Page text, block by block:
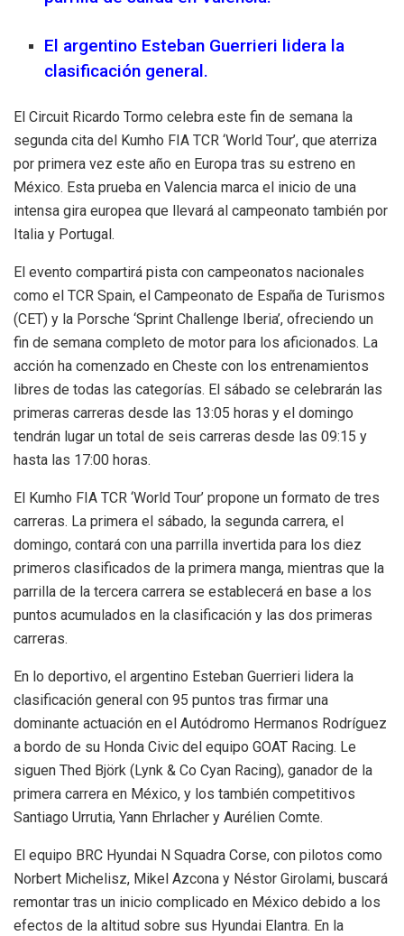
El argentino Esteban Guerrieri lidera la
clasificación general.
El Circuit Ricardo Tormo celebra este fin de semana la
segunda cita del Kumho FIA TCR ‘World Tour’, que aterriza
por primera vez este año en Europa tras su estreno en
México. Esta prueba en Valencia marca el inicio de una
intensa gira europea que llevará al campeonato también por
Italia y Portugal.
El evento compartirá pista con campeonatos nacionales
como el TCR Spain, el Campeonato de España de Turismos
(CET) y la Porsche ‘Sprint Challenge Iberia’, ofreciendo un
fin de semana completo de motor para los aficionados. La
acción ha comenzado en Cheste con los entrenamientos
libres de todas las categorías. El sábado se celebrarán las
primeras carreras desde las 13:05 horas y el domingo
tendrán lugar un total de seis carreras desde las 09:15 y
hasta las 17:00 horas.
El Kumho FIA TCR ‘World Tour’ propone un formato de tres
carreras. La primera el sábado, la segunda carrera, el
domingo, contará con una parrilla invertida para los diez
primeros clasificados de la primera manga, mientras que la
parrilla de la tercera carrera se establecerá en base a los
puntos acumulados en la clasificación y las dos primeras
carreras.
En lo deportivo, el argentino Esteban Guerrieri lidera la
clasificación general con 95 puntos tras firmar una
dominante actuación en el Autódromo Hermanos Rodríguez
a bordo de su Honda Civic del equipo GOAT Racing. Le
siguen Thed Björk (Lynk & Co Cyan Racing), ganador de la
primera carrera en México, y los también competitivos
Santiago Urrutia, Yann Ehrlacher y Aurélien Comte.
El equipo BRC Hyundai N Squadra Corse, con pilotos como
Norbert Michelisz, Mikel Azcona y Néstor Girolami, buscará
remontar tras un inicio complicado en México debido a los
efectos de la altitud sobre sus Hyundai Elantra. En la